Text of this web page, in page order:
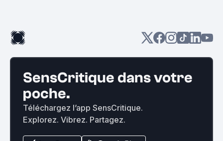
SensCritique dans votre
poche.
Téléchargez l’app SensCritique.
Explorez. Vibrez. Partagez.